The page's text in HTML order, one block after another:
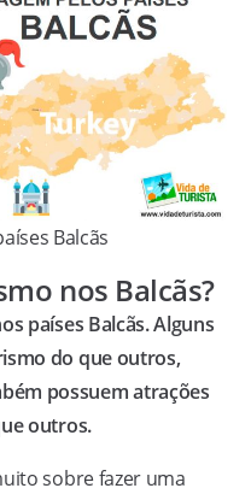
Balcãs
nos Balcãs?
países Balcãs. Alguns
do que outros,
possuem atrações
outros.
sobre fazer uma